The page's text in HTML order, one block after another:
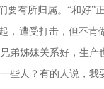
要有所归属。“和好”
，遭受打击，但不
弟姊妹关系好，生
些人？有的人说，